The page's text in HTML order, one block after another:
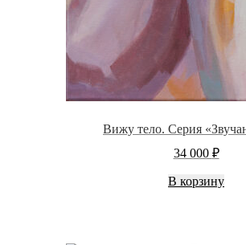
Вижу тело. Серия
34 000 ₽
В корзину